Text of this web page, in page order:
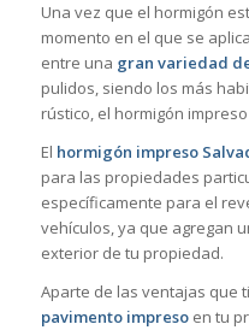
Una vez que el hormigón
momento en el que se
entre una gran variedad
pulidos, siendo los más
rústico, el hormigón
El hormigón impreso
para las propiedades
específicamente para el
vehículos, ya que agregan
exterior de tu propiedad.
Aparte de las ventajas que
pavimento impresoen tu